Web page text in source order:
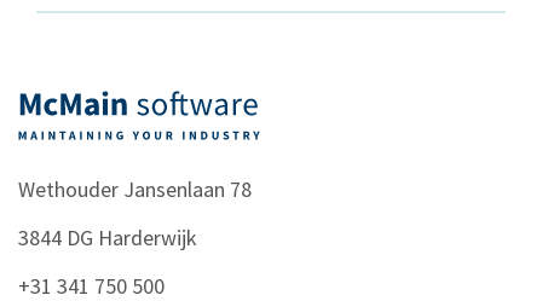
Wethouder Jansenlaan 78
3844 DG Harderwijk
+31 341 750 500